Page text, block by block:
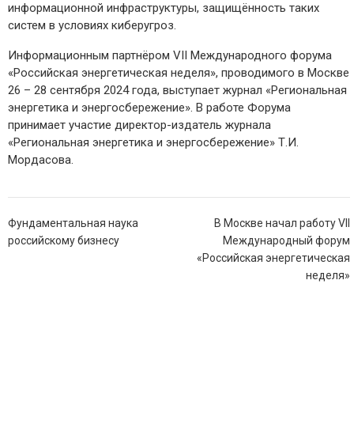
информационной инфраструктуры, защищённость таких
систем в условиях киберугроз.
Информационным партнёром VII Международного форума
«Российская энергетическая неделя», проводимого в Москве
26 – 28 сентября 2024 года, выступает журнал «Региональная
энергетика и энергосбережение». В работе Форума
принимает участие директор-издатель журнала
«Региональная энергетика и энергосбережение» Т.И.
Мордасова.
Навигация
по
Фундаментальная наука
российскому бизнесу
В Москве начал работу VII
Международный форум
«Российская энергетическая
неделя»